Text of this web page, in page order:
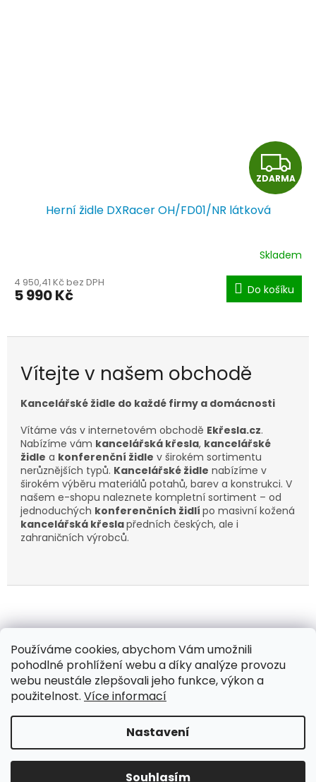
Používáme cookies, abychom Vám umožnili
pohodlné prohlížení webu a díky analýze provozu
webu neustále zlepšovali jeho funkce, výkon a
použitelnost. Více informací
Nastavení
Souhlasím
Z
D
R
M
A
ZDARMA
Herní židle DXRacer OH/FD01/NR látková
Skladem
4 950,41 Kč bez DPH
5 990 Kč Do košíku
Vítejte v našem obchodě
Kancelářské židle do každé firmy a domácnosti
Vítáme vás v internetovém obchodě Ekřesla.cz.
Nabízíme vám kancelářská křesla, kancelářské
židle a konferenční židle v širokém sortimentu
nerůznějších typů. Kancelářské židle nabízíme v
širokém výběru materiálů potahů, barev a konstrukci. V
našem e-shopu naleznete kompletní sortiment – od
jednoduchých konferenčních židlí po masivní kožená
kancelářská křeslapředních českých, ale i
zahraničních výrobců.
Z
á
/ Ochrana osobních údajů / Reklamace
/ Výměna, vrácení zboží
Vytvořil Shoptet
Ekresla.cz. Všechna práva vyhrazena.